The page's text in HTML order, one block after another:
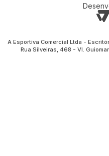
A Esportiva Comercial Ltda -
Rua Silveiras, 468 - Vl.